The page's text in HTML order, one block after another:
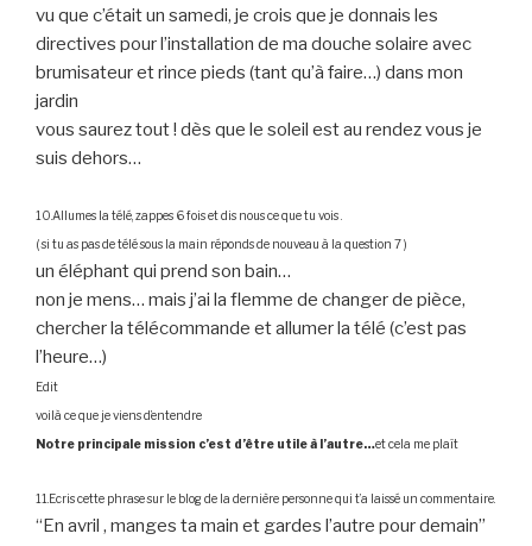
vu que c’était un samedi, je crois que je donnais les
directives pour l’installation de ma douche solaire avec
brumisateur et rince pieds (tant qu’à faire…) dans mon
jardin
vous saurez tout ! dès que le soleil est au rendez vous je
suis dehors…
10.Allumes la télé, zappes 6 fois et dis nous ce que tu vois .
( si tu as pas de télé sous la main réponds de nouveau à la question 7 )
un éléphant qui prend son bain…
non je mens… mais j’ai la flemme de changer de pièce,
chercher la télécommande et allumer la télé (c’est pas
l’heure…)
Edit
voilà ce que je viens d’entendre
Notre principale mission c’est d’être utile à l’autre…et cela me plaît
11.Ecris cette phrase sur le blog de la dernière personne qui t’a laissé un commentaire.
“En avril , manges ta main et gardes l’autre pour demain”